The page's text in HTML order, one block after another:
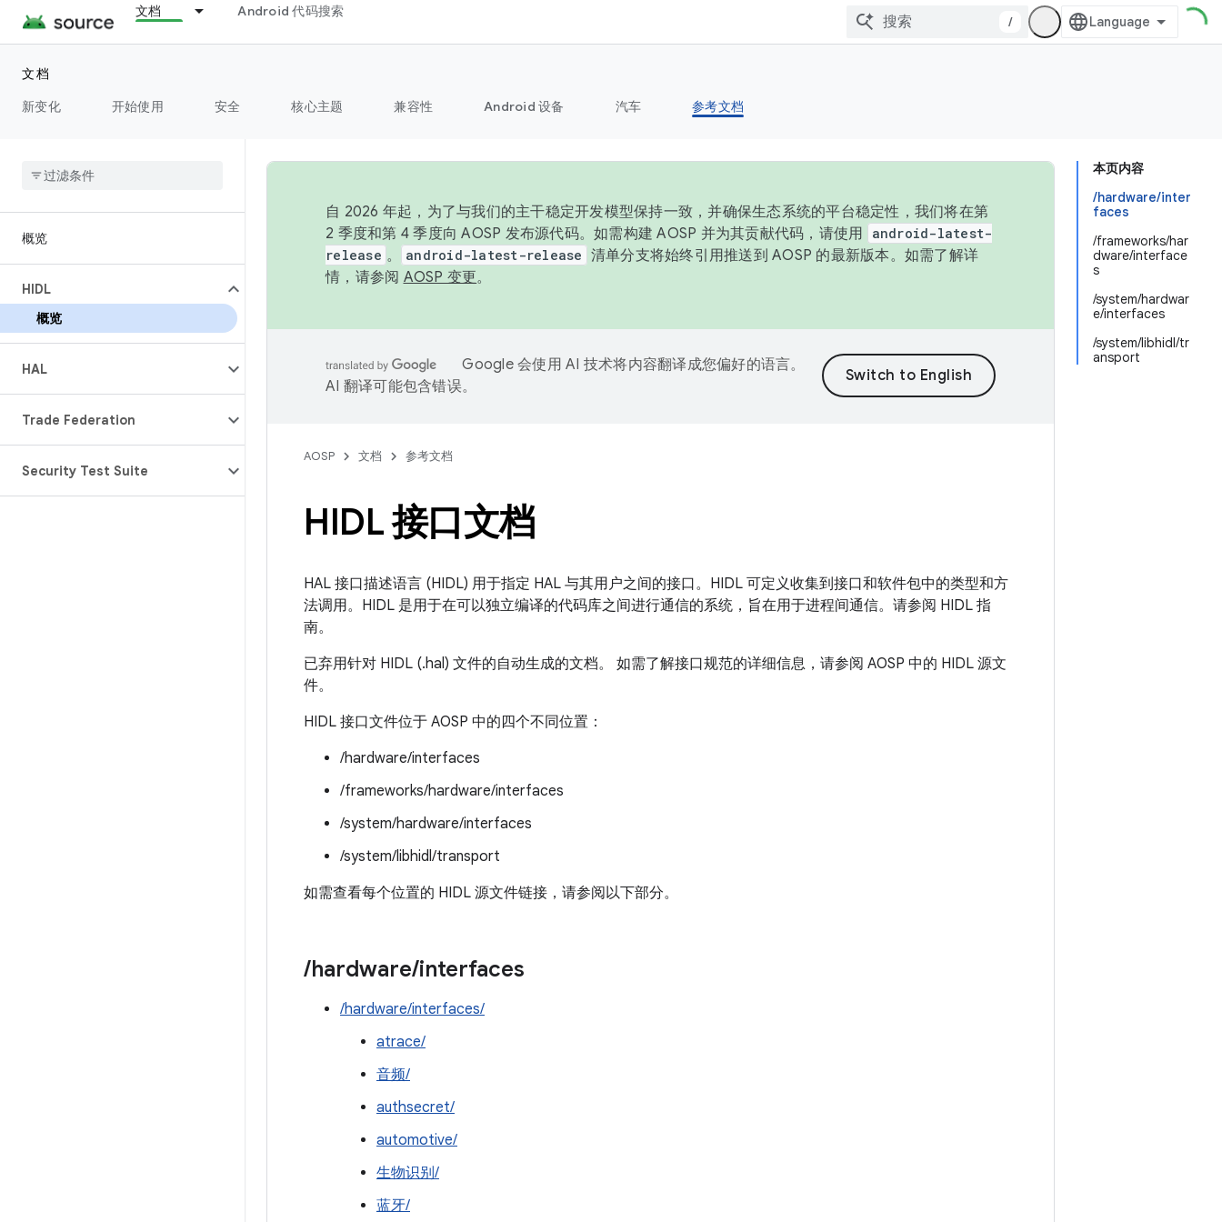
文档 Android 代码搜索
/
文档
新变化
开始使用 安全 核心主题 兼容性 Android 设备 汽车 参考文档
概览
HIDL
概览
HAL
Trade Federation
Security Test Suite
本页内容
/hardware/inter
faces
/frameworks/har
dware/interface
s
/system/hardwar
e/interfaces
/system/libhidl/tr
ansport
自 2026 年起，为了与我们的主干稳定开发模型保持一致，并确保生态系统的平台稳定性，我们将在第
2 季度和第 4 季度向 AOSP 发布源代码。如需构建 AOSP 并为其贡献代码，请使用
android-latest-
release 。 android-latest-release 清单分支将始终引用推送到 AOSP 的最新版本。如需了解详
情，请参阅 AOSP 变更。
Google 会使用 AI 技术将内容翻译成您偏好的语言。
AI 翻译可能包含错误。
AOSP 文档 参考文档
HIDL 接口文档
HAL 接口描述语言 (HIDL) 用于指定 HAL 与其用户之间的接口。HIDL 可定义收集到接口和软件包中的类型和方
法调用。HIDL 是用于在可以独立编译的代码库之间进行通信的系统，旨在用于进程间通信。请参阅 HIDL 指
南。
已弃用针对 HIDL (.hal) 文件的自动生成的文档。 如需了解接口规范的详细信息，请参阅 AOSP 中的 HIDL 源文
件。
HIDL 接口文件位于 AOSP 中的四个不同位置：
/hardware/interfaces
/frameworks/hardware/interfaces
/system/hardware/interfaces
/system/libhidl/transport
如需查看每个位置的 HIDL 源文件链接，请参阅以下部分。
/hardware/interfaces
/hardware/interfaces/
atrace/
音频/
authsecret/
automotive/
生物识别/
蓝牙/